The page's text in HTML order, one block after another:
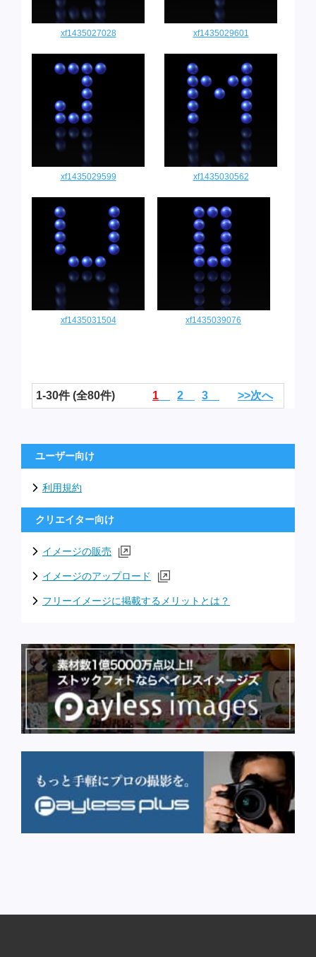
xf1435027028 xf1435029601
xf1435029599 xf1435030562
xf1435031504 xf1435039076
1-30件 (全80件) 1 2 3 >>次へ
ユーザー向け
利用規約
クリエイター向け
イメージの販売
イメージのアップロード
フリーイメージに掲載するメリットとは？